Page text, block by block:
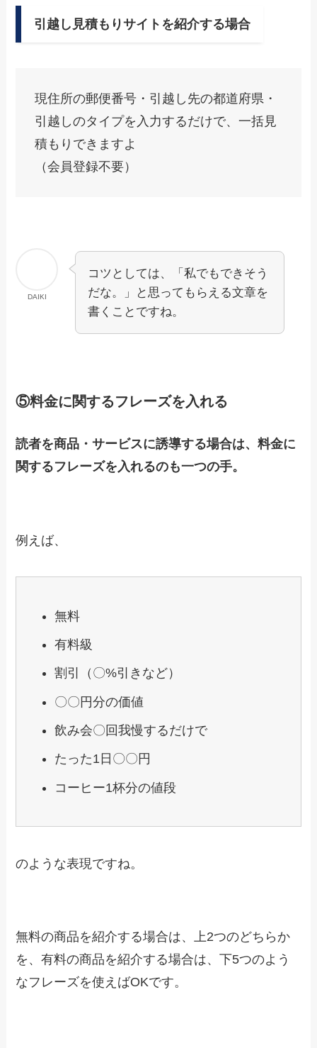
引越し見積もりサイトを紹介する場合
現住所の郵便番号・引越し先の都道府県・
引越しのタイプを入力するだけで、一括見
積もりできますよ
（会員登録不要）
DAIKI
コツとしては、「私でもできそう
だな。」と思ってもらえる文章を
書くことですね。
⑤料金に関するフレーズを入れる
読者を商品・サービスに誘導する場合は、料金に
関するフレーズを入れるのも一つの手。
例えば、
無料
有料級
割引（〇%引きなど）
〇〇円分の価値
飲み会〇回我慢するだけで
たった1日〇〇円
コーヒー1杯分の値段
のような表現ですね。
無料の商品を紹介する場合は、上2つのどちらか
を、有料の商品を紹介する場合は、下5つのよう
なフレーズを使えばOKです。